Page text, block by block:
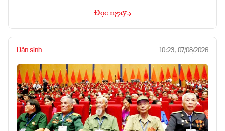
Đọc ngay
Dân sinh 10:23, 07/08/2026